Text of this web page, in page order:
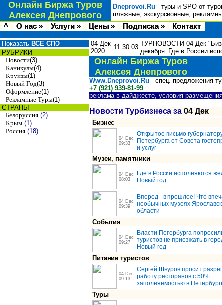
Онлайн Биржа Туров
Алексея Днепрового
Dneprovoi.Ru - туры и SPO от
пляжные, экскурсионные,
^ О нас » Услуги » Цены » Подписка » Контакт
Показать ВСЕ СПО
РУБРИКИ
Новости(3)
Каникулы(4)
Круизы(1)
Новый Год(3)
Оформление(1)
Рекламные Туры(1)
СТРАНЫ
Белоруссия (2)
Крым (1)
Россия (18)
04 Дек
2020
11:30:03 ТУРНОВОСТИ 04 Дек
декабря. Где в России
Онлайн Биржа Туров
Алексея Днепрового
Www.Dneprovoi.Ru - спец. предложения
+7 (921) 939-81-99
реклама в дайджесте, условия размещения
Новости Турбизнеса за 04 Дек
Бизнес
04 Dec
09:33
Открытое письмо
Петербурга от Совета
и услуг
Музеи, памятники
04 Dec
08:03
Где в России исполняются
Новый год
04 Dec
09:39
Вперед - в прошлое! Что
необычных музеях
области
События
04 Dec
09:27
Власти Петербурга
туристов не приезжать в
Новый год
Питание туристов
04 Dec
09:13
Cергей Шнуров просит
работу ресторанов с 50%
заполняемостью в
Туры